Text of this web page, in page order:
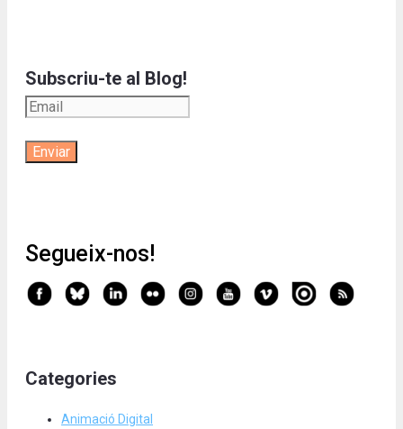
Subscriu-te al Blog!
Segueix-nos!
Categories
Animació Digital